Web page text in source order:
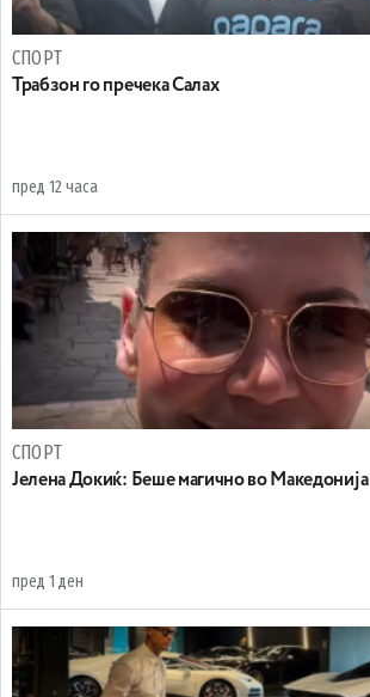
СПОРТ
Трабзон го пречека Салах
пред 12 часа
СПОРТ
Јелена Докиќ: Беше магично во Македонија
пред 1 ден